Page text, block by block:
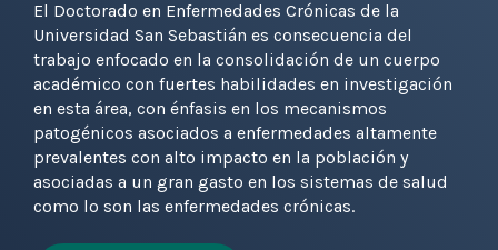
El Doctorado en Enfermedades Crónicas de la
Universidad San Sebastián es consecuencia del
trabajo enfocado en la consolidación de un cuerpo
académico con fuertes habilidades en investigación
en esta área, con énfasis en los mecanismos
patogénicos asociados a enfermedades altamente
prevalentes con alto impacto en la población y
asociadas a un gran gasto en los sistemas de salud
como lo son las enfermedades crónicas.